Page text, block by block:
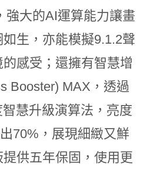
強大的AI運算能力讓畫
生，亦能模擬9.1.2聲
感受；還擁有智慧增
Booster) MAX，透過
慧升級演算法，亮度
70%，展現細緻又鮮
供五年保固，使用更